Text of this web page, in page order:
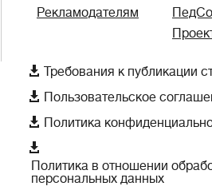
Рекламодателям
 Требования к публикации
 Пользовательское
 Политика

Политика в отношении
персональных данных